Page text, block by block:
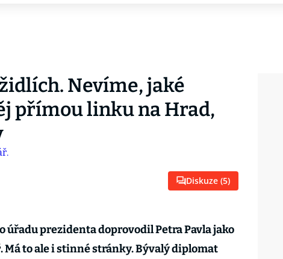
Nevíme, jaké
přímou linku na Hrad,
Diskuze (5)
úřadu prezidenta doprovodil Petra Pavla jako
Má to ale i stinné stránky. Bývalý diplomat